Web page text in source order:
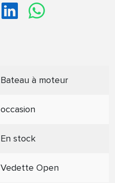
Bateau à moteur
occasion
En stock
Vedette Open